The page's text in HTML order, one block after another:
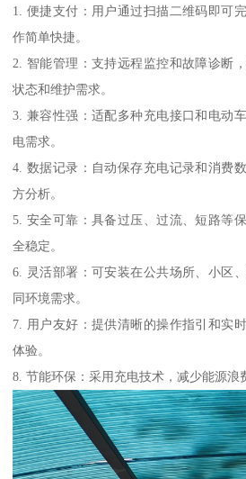
1. 便捷支付：用户通过扫描二维码即可
作简单快捷。
2. 智能管理：支持远程监控和故障诊断
状态和维护需求。
3. 兼容性强：适配多种充电接口和电动
电需求。
4. 数据记录：自动保存充电记录和消费
方分析。
5. 安全可靠：具备过压、过流、短路等
全稳定。
6. 灵活部署：可安装在公共场所、小区
同环境需求。
7. 用户友好：提供清晰的操作指引和实
体验。
8. 节能环保：采用充电技术，减少能源浪